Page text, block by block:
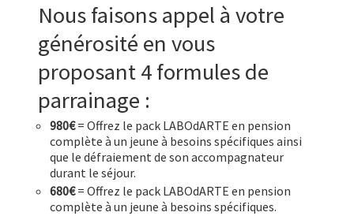
Nous faisons appel à votre
générosité en vous
proposant 4 formules de
parrainage :
980€= Offrez le pack LABOdARTE en pension
complète à un jeune à besoins spécifiques ainsi
que le défraiement de son accompagnateur
durant le séjour.
680€= Offrez le pack LABOdARTE en pension
complète à un jeune à besoins spécifiques.